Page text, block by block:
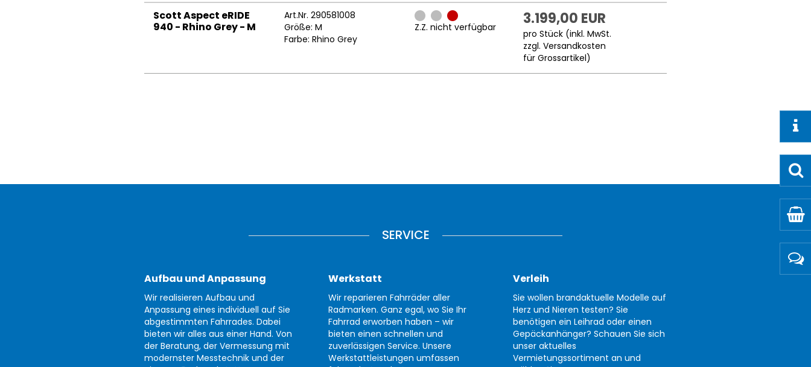
Scott Aspect eRIDE
940 - Rhino Grey - M
Art.Nr. 290581008
Größe: M
Farbe: Rhino Grey
Z.Z. nicht verfügbar 3.199,00 EUR
pro Stück (inkl. MwSt.
zzgl.Versandkosten
für Grossartikel)
SERVICE
Aufbau und Anpassung
Wir realisieren Aufbau und
Anpassung eines individuell auf Sie
abgestimmten Fahrrades. Dabei
bieten wir alles aus einer Hand. Von
der Beratung, der Vermessung mit
modernster Messtechnik und der
Werkstatt
Wir reparieren Fahrräder aller
Radmarken. Ganz egal, wo Sie Ihr
Fahrrad erworben haben – wir
bieten einen schnellen und
zuverlässigen Service. Unsere
Werkstattleistungen umfassen
Verleih
Sie wollen brandaktuelle Modelle auf
Herz und Nieren testen? Sie
benötigen ein Leihrad oder einen
Gepäckanhänger? Schauen Sie sich
unser aktuelles
Vermietungssortiment an und